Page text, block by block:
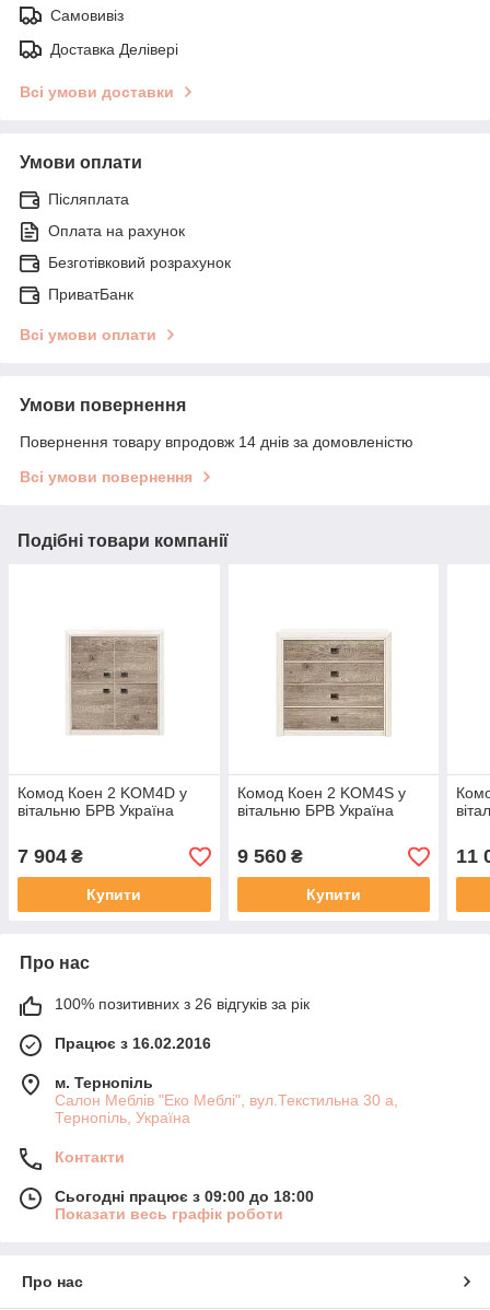
Самовивіз
Доставка Делівері
Всі умови доставки
Умови оплати
Післяплата
Оплата на рахунок
Безготівковий розрахунок
ПриватБанк
Всі умови оплати
Умови повернення
Повернення товару впродовж 14 днів за домовленістю
Всі умови повернення
Подібні товари компанії
Комод Коен 2 KOM4D у
вітальню БРВ Україна
7 904 ₴
Купити
Комод Коен 2 KOM4S у
вітальню БРВ Україна
9 560₴
Купити
11
Про нас
100% позитивних з 26 відгуків за рік
Працює з 16.02.2016
м. Тернопіль
Салон Меблів "Еко Меблі", вул.Текстильна 30 а,
Тернопіль, Україна
Контакти
Сьогодні працює з 09:00 до 18:00
Показати весь графік роботи
Про нас